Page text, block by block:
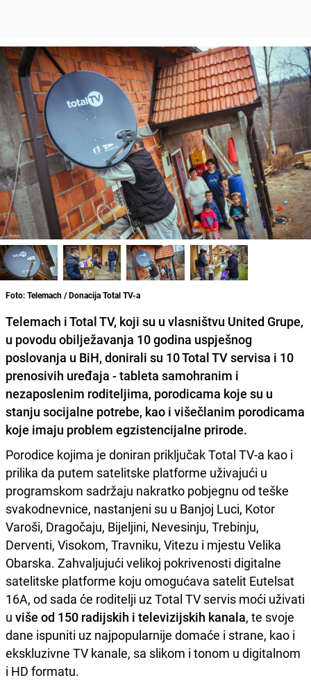
Foto: Telemach / Donacija Total TV-a
Telemach i Total TV, koji su u vlasništvu United Grupe,
u povodu obilježavanja 10 godina uspješnog
poslovanja u BiH, donirali su 10 Total TV servisa i 10
prenosivih uređaja - tableta samohranim i
nezaposlenim roditeljima, porodicama koje su u
stanju socijalne potrebe, kao i višečlanim porodicama
koje imaju problem egzistencijalne prirode.
Porodice kojima je doniran priključak Total TV-a kao i
prilika da putem satelitske platforme uživajući u
programskom sadržaju nakratko pobjegnu od teške
svakodnevnice, nastanjeni su u Banjoj Luci, Kotor
Varoši, Dragočaju, Bijeljini, Nevesinju, Trebinju,
Derventi, Visokom, Travniku, Vitezu i mjestu Velika
Obarska. Zahvaljujući velikoj pokrivenosti digitalne
satelitske platforme koju omogućava satelit Eutelsat
16A, od sada će roditelji uz Total TV servis moći uživati
u više od 150 radijskih i televizijskih kanala, te svoje
dane ispuniti uz najpopularnije domaće i strane, kao i
ekskluzivne TV kanale, sa slikom i tonom u digitalnom
i HD formatu.